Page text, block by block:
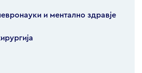
и ментално здравје